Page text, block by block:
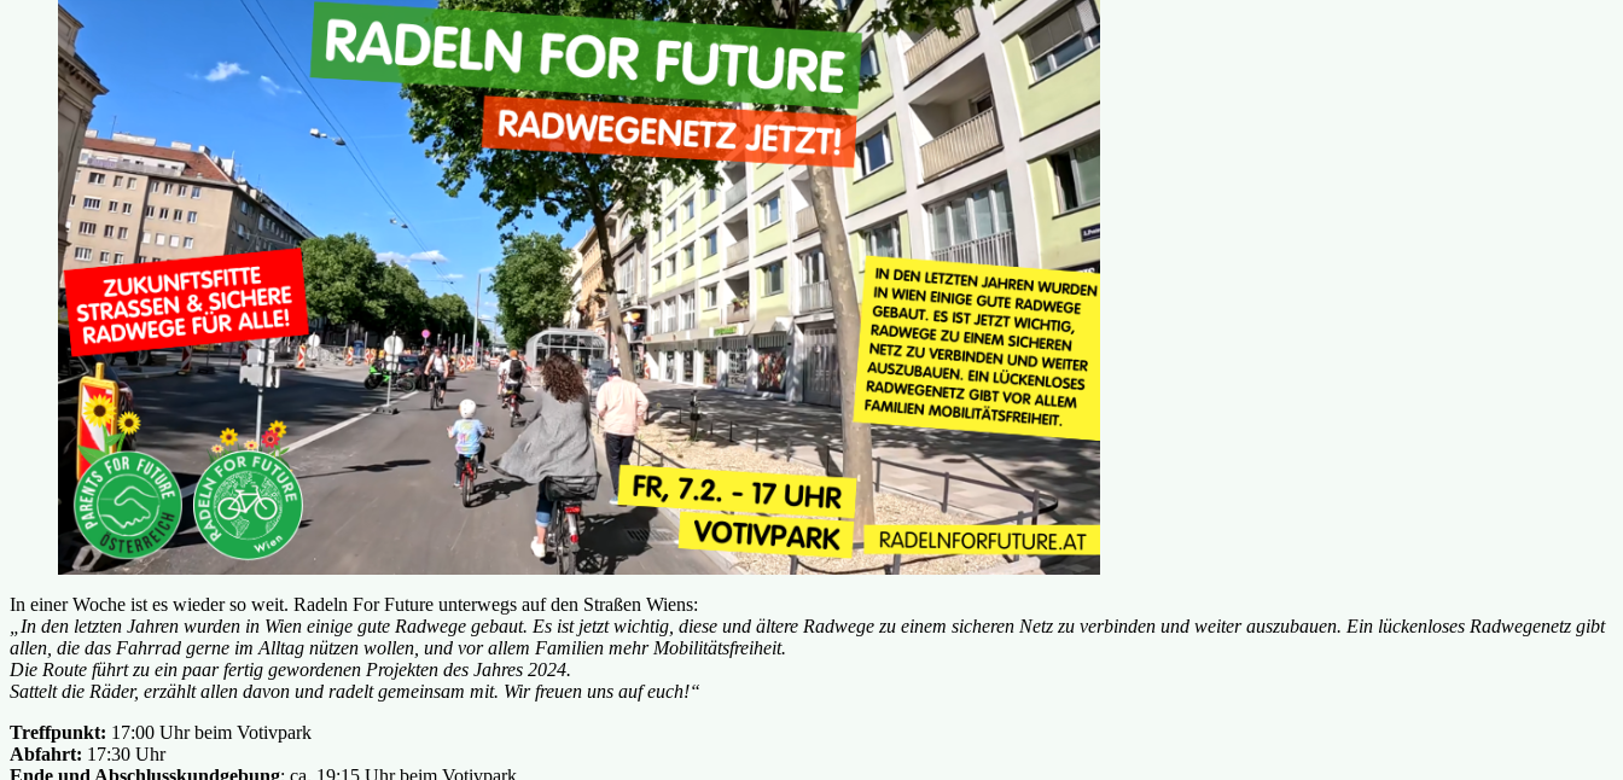
In einer Woche ist es wieder so weit. Radeln For Future unterwegs auf den Straßen Wiens:
„In den letzten Jahren wurden in Wien einige gute Radwege gebaut. Es ist jetzt wichtig, diese und ältere Radwege zu einem sicheren Netz zu verbinden und weiter auszubauen. Ein lückenloses Radwegenetz gibt
allen, die das Fahrrad gerne im Alltag nützen wollen, und vor allem Familien mehr Mobilitätsfreiheit.
Die Route führt zu ein paar fertig gewordenen Projekten des Jahres 2024.
Sattelt die Räder, erzählt allen davon und radelt gemeinsam mit. Wir freuen uns auf euch!“
Treffpunkt: 17:00 Uhr beim Votivpark
Abfahrt: 17:30 Uhr
Ende und Abschlusskundgebung: ca. 19:15 Uhr beim Votivpark